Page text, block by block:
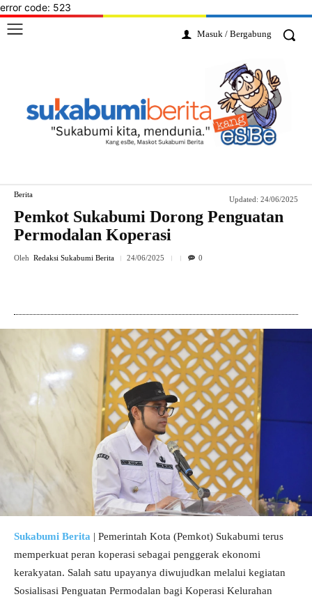
error code: 523
Masuk / Bergabung
Berita
Updated: 24/06/2025
Pemkot Sukabumi Dorong Penguatan
Permodalan Koperasi
Oleh Redaksi Sukabumi Berita 24/06/2025 0
Sukabumi Berita | Pemerintah Kota (Pemkot) Sukabumi terus
memperkuat peran koperasi sebagai penggerak ekonomi
kerakyatan. Salah satu upayanya diwujudkan melalui kegiatan
Sosialisasi Penguatan Permodalan bagi Koperasi Kelurahan